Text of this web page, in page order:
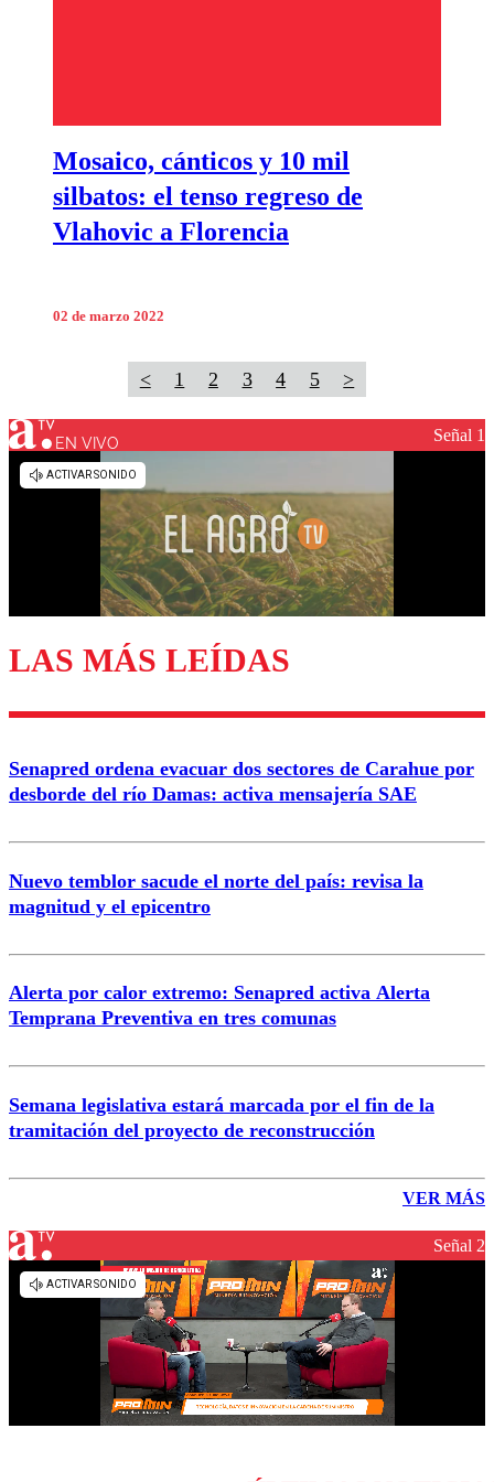
Mosaico, cánticos y 10 mil
silbatos: el tenso regreso de
Vlahovic a Florencia
02 de marzo 2022
< 1 2 3 4 5 >
EN VIVO Señal 1
LAS MÁS LEÍDAS
Senapred ordena evacuar dos sectores de Carahue por
desborde del río Damas: activa mensajería SAE
Nuevo temblor sacude el norte del país: revisa la
magnitud y el epicentro
Alerta por calor extremo: Senapred activa Alerta
Temprana Preventiva en tres comunas
Semana legislativa estará marcada por el fin de la
tramitación del proyecto de reconstrucción
VER MÁS
Señal 2